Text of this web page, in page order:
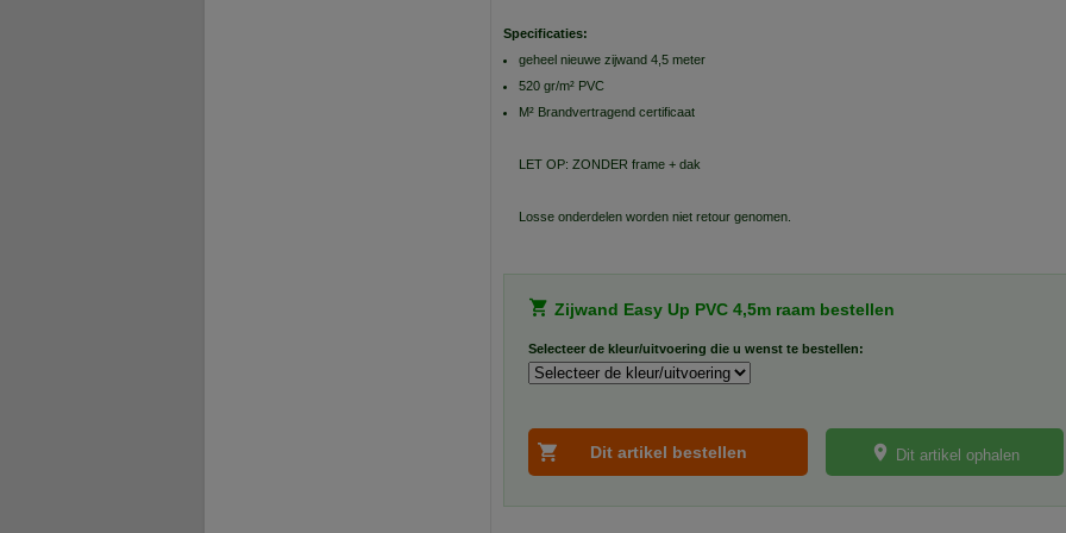
Specificaties:
geheel nieuwe zijwand 4,5 meter
520 gr/m² PVC
M² Brandvertragend certificaat
LET OP: ZONDER frame + dak
Losse onderdelen worden niet retour genomen.
Zijwand Easy Up PVC 4,5m raam bestellen
Selecteer de kleur/uitvoering die u wenst te bestellen:
Dit artikel ophalen